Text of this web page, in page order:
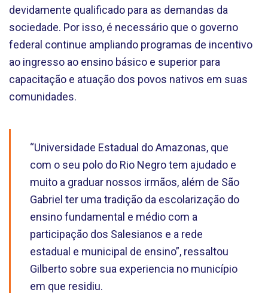
devidamente qualificado para as demandas da
sociedade. Por isso, é necessário que o governo
federal continue ampliando programas de incentivo
ao ingresso ao ensino básico e superior para
capacitação e atuação dos povos nativos em suas
comunidades.
“Universidade Estadual do Amazonas, que
com o seu polo do Rio Negro tem ajudado e
muito a graduar nossos irmãos, além de São
Gabriel ter uma tradição da escolarização do
ensino fundamental e médio com a
participação dos Salesianos e a rede
estadual e municipal de ensino”, ressaltou
Gilberto sobre sua experiencia no município
em que residiu.